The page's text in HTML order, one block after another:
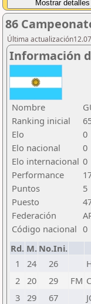
86
Última
Información
Nombre
Ranking inicial
Elo
0
Elo nacional
0
Elo internacional 0
Performance
Puntos
5
Puesto
Federación
Código nacional 0
Rd. M. No.Ini.
1
24 26
2 20 29 FM
3 29 67